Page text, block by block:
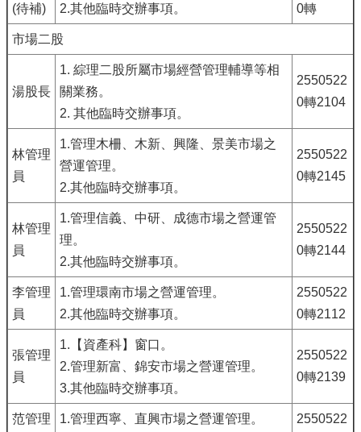
(待補)
2.其他臨時交辦事項。
0轉
市場二股
湯股長
1. 綜理二股所屬市場經營管理輔導等相
關業務。
2. 其他臨時交辦事項。
2550522
0轉2104
林管理
員
1.管理木柵、木新、興隆、景美市場之
營運管理。
2.其他臨時交辦事項。
2550522
0轉2145
林管理
員
1.管理信義、中研、成德市場之營運管
理。
2.其他臨時交辦事項。
2550522
0轉2144
李管理
員
1.管理環南市場之營運管理。
2.其他臨時交辦事項。
2550522
0轉2112
張管理
員
1.【資產科】窗口。
2.管理新富、錦安市場之營運管理。
3.其他臨時交辦事項。
2550522
0轉2139
范管理
1.管理西寧、直興市場之營運管理。
2550522